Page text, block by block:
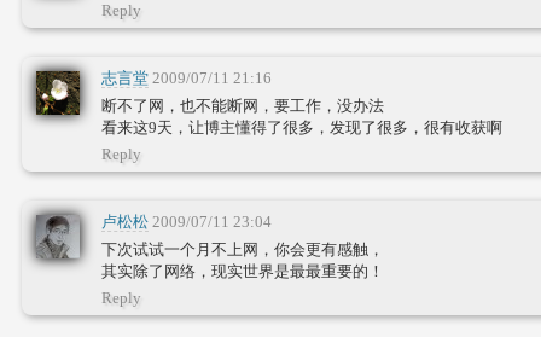
Reply
志言堂 2009/07/11 21:16
断不了网，也不能断网，要工作，没办法
看来这9天，让博主懂得了很多，发现了很多，很有收获啊
Reply
卢松松 2009/07/11 23:04
下次试试一个月不上网，你会更有感触，
其实除了网络，现实世界是最最重要的！
Reply